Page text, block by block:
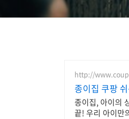
http://
종이집 쿠팡
종이집, 아이의
끝! 우리 아이만